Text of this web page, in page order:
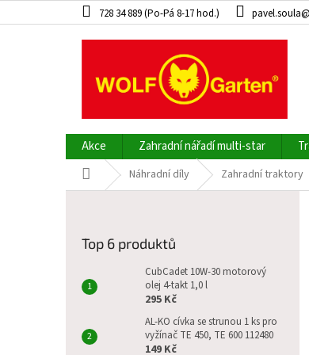
na
728 34 889 (Po-Pá 8-17 hod.)
Akce Zahradní nářadí multi-star
Domů Náhradní díly Zahradní traktory
Top 6 produktů
CubCadet 10W-30 motorový
olej 4-takt 1,0 l
295 Kč
AL-KO cívka se strunou 1 ks pro
vyžínač TE 450, TE 600 112480
149 Kč